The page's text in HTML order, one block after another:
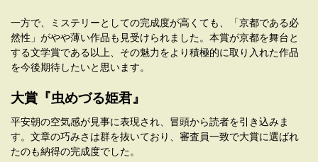
一方で、ミステリーとしての完成度が高くても、「京都である必
然性」がやや薄い作品も見受けられました。本賞が京都を舞台と
する文学賞である以上、その魅力をより積極的に取り入れた作品
を今後期待したいと思います。
大賞『虫めづる姫君』
平安朝の空気感が見事に表現され、冒頭から読者を引き込みま
す。文章の巧みさは群を抜いており、審査員一致で大賞に選ばれ
たのも納得の完成度でした。